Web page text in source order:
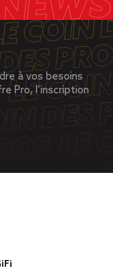
à vos besoins
Pro, l’inscription